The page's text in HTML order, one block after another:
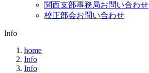
関西支部事務局お問い合わせ
校正部会お問い合わせ
Info
home
Info
Info